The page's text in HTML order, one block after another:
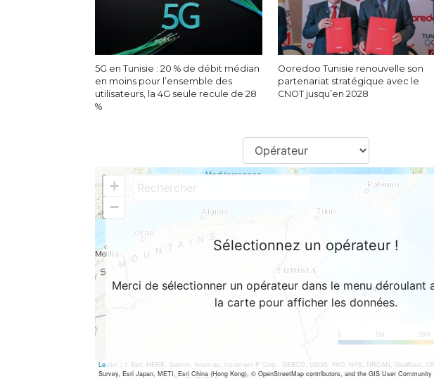
5G en Tunisie : 20 % de débit médian
en moins pour l’ensemble des
utilisateurs, la 4G seule recule de 28
%
Ooredoo Tunisie renouvelle son
partenariat stratégique avec le
CNOT jusqu’en 2028